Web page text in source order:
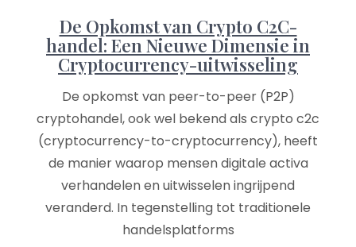
De Opkomst van Crypto C2C-
handel: Een Nieuwe Dimensie in
Cryptocurrency-uitwisseling
De opkomst van peer-to-peer (P2P)
cryptohandel, ook wel bekend als crypto c2c
(cryptocurrency-to-cryptocurrency), heeft
de manier waarop mensen digitale activa
verhandelen en uitwisselen ingrijpend
veranderd. In tegenstelling tot traditionele
handelsplatforms